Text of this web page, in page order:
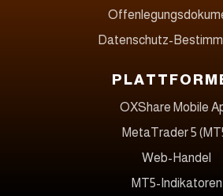
Datenschutz-
OXShare Mobile
MetaTrader 5
Web-Handel
MT5-Indikatoren